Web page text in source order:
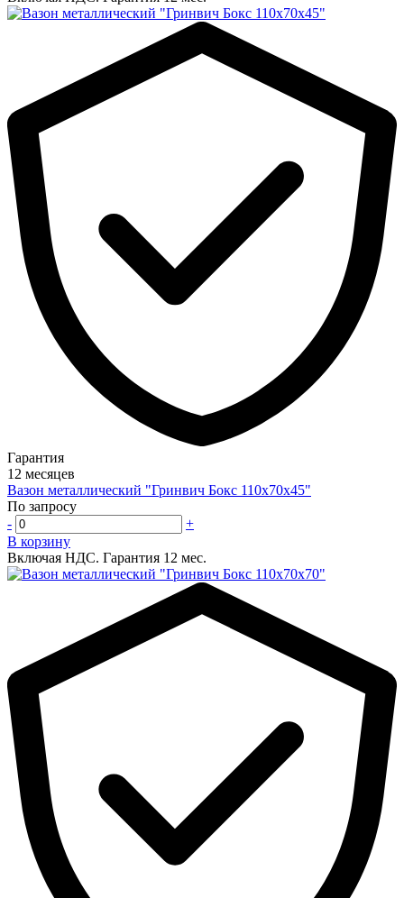
Гарантия
12 месяцев
Вазон металлический "Гринвич Бокс 110х70х45"
По запросу
-
+
В корзину
Включая НДС. Гарантия 12 мес.